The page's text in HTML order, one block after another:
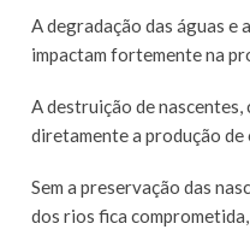
A degradação das águas e
impactam fortemente na
A destruição de
diretamente a produção
Sem a preservação das
dos rios fica